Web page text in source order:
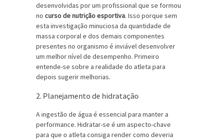
desenvolvidas por um profissional que se formou
no curso de nutrição esportiva. Isso porque sem
esta investigação minuciosa da quantidade de
massa corporal e dos demais componentes
presentes no organismo é inviável desenvolver
um melhor nível de desempenho. Primeiro
entende-se sobre a realidade do atleta para
depois sugerir melhorias.
2. Planejamento de hidratação
A ingestão de água é essencial para manter a
performance. Hidratar-se é um aspecto-chave
para que o atleta consiga render como deveria